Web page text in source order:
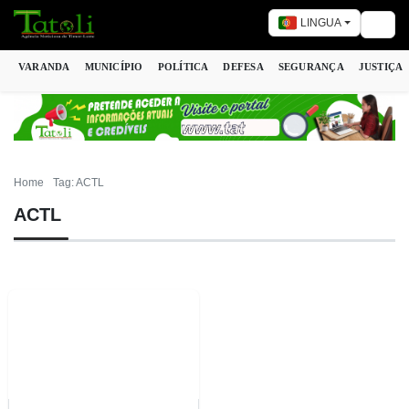
LINGUA
VARANDA MUNICÍPIO POLÍTICA DEFESA SEGURANÇA JUSTIÇA
Home Tag: ACTL
ACTL